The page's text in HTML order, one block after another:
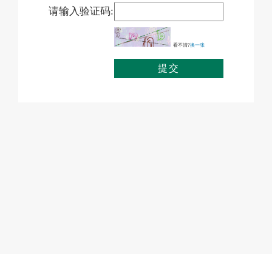
请输入验证码:
看不清?换一张